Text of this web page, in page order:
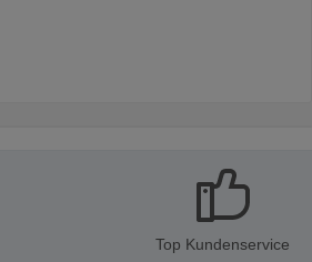
Top Kundenservice